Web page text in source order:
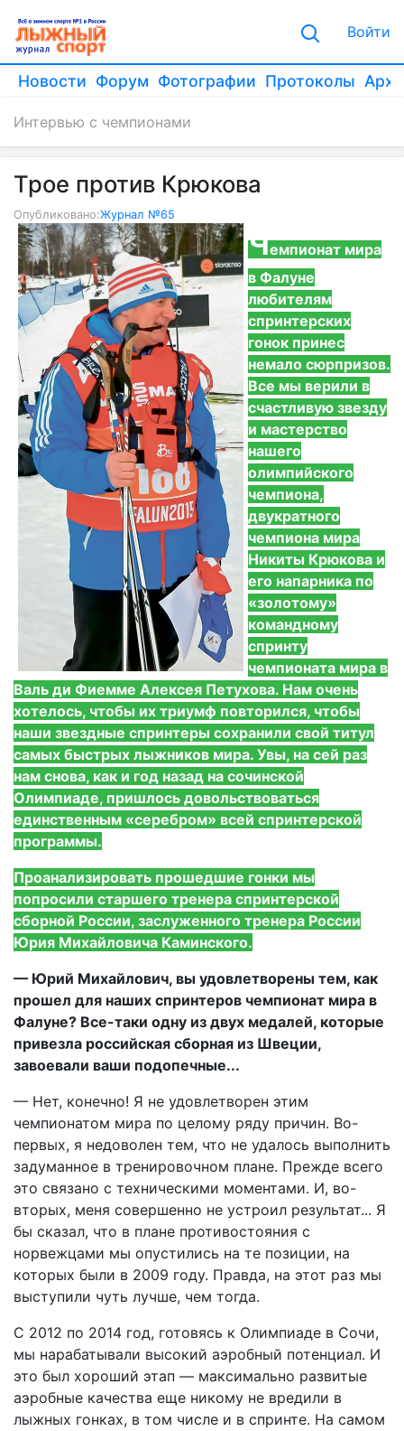
Войти
Новости Форум Фотографии Протоколы
Интервью с чемпионами
Трое против Крюкова
Опубликовано:Журнал №65
Чемпионат мира
в Фалуне
любителям
спринтерских
гонок принес
немало сюрпризов.
Все мы верили в
счастливую звезду
и мастерство
нашего
олимпийского
чемпиона,
двукратного
чемпиона мира
Никиты Крюкова и
его напарника по
«золотому»
командному
спринту
чемпионата мира в
Валь ди Фиемме Алексея Петухова. Нам очень
хотелось, чтобы их триумф повторился, чтобы
наши звездные спринтеры сохранили свой титул
самых быстрых лыжников мира. Увы, на сей раз
нам снова, как и год назад на сочинской
Олимпиаде, пришлось довольствоваться
единственным «серебром» всей спринтерской
программы.
Проанализировать прошедшие гонки мы
попросили старшего тренера спринтерской
сборной России, заслуженного тренера России
Юрия Михайловича Каминского.
— Юрий Михайлович, вы удовлетворены тем, как
прошел для наших спринтеров чемпионат мира в
Фалуне? Все-таки одну из двух медалей, которые
привезла российская сборная из Швеции,
завоевали ваши подопечные...
— Нет, конечно! Я не удовлетворен этим
чемпионатом мира по целому ряду причин. Во-
первых, я недоволен тем, что не удалось выполнить
задуманное в тренировочном плане. Прежде всего
это связано с техническими моментами. И, во-
вторых, меня совершенно не устроил результат... Я
бы сказал, что в плане противостояния с
норвежцами мы опустились на те позиции, на
которых были в 2009 году. Правда, на этот раз мы
выступили чуть лучше, чем тогда.
С 2012 по 2014 год, готовясь к Олимпиаде в Сочи,
мы нарабатывали высокий аэробный потенциал. И
это был хороший этап — максимально развитые
аэробные качества еще никому не вредили в
лыжных гонках, в том числе и в спринте. На самом